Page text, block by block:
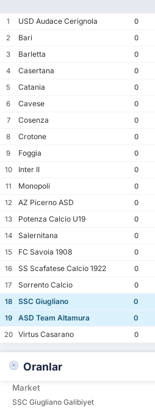
1 USD Audace Cerignola 0
2
Bari 0
3
Barletta 0
4
Casertana 0
5
Catania 0
6
Cavese 0
7
Cosenza 0
8
Crotone 0
9
Foggia 0
10
Inter II 0
11
Monopoli 0
12
AZ Picerno ASD 0
13
Potenza Calcio U19 0
14
Salernitana 0
15
FC Savoia 1908 0
16
SS Scafatese Calcio 1922 0
17
Sorrento Calcio 0
18
SSC Giugliano 0
19
ASD Team Altamura 0
20
Virtus Casarano 0
Oranlar
Market
SSC Giugliano Galibiyet